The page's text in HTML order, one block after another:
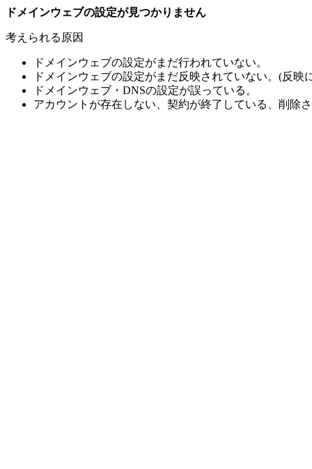
ドメインウェブの設定が見つかりません
考えられる原因
ドメインウェブの設定がまだ行われていない。
ドメインウェブの設定がまだ反映されていない。(反
ドメインウェブ・DNSの設定が誤っている。
アカウントが存在しない、契約が終了している、削除